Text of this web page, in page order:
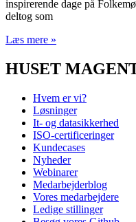
inspirerende dage på
deltog som
Læs mere »
HUSET
Hvem er vi?
Løsninger
It- og datasikkerhed
ISO-certificeringer
Kundecases
Nyheder
Webinarer
Medarbejderblog
Vores medarbejdere
Ledige stillinger